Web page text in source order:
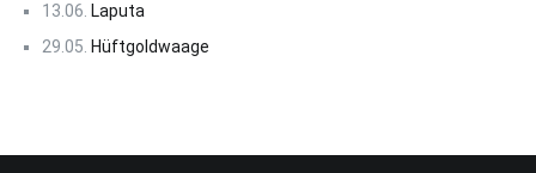
13.06. Laputa
29.05. Hüftgoldwaage